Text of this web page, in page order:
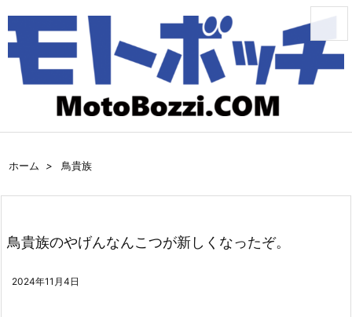
ホーム > 鳥貴族
鳥貴族のやげんなんこつが新しくなったぞ。
2024年11月4日